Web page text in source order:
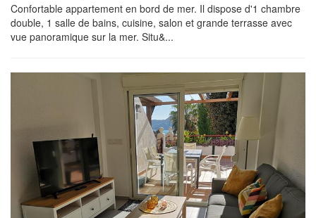
Confortable appartement en bord de mer. Il dispose d'1 chambre
double, 1 salle de bains, cuisine, salon et grande terrasse avec
vue panoramique sur la mer. Situ&...